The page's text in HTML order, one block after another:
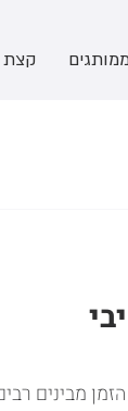
קצת
מבינים